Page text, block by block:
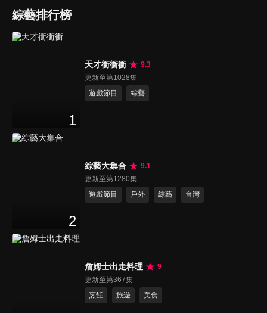
綜藝排行榜
1
天才衝衝衝
9.3
更新至第1028集
遊戲節目
綜藝
2
綜藝大集合
9.1
更新至第1280集
遊戲節目
戶外 綜藝 台灣
詹姆士出走料理
9
更新至第367集
烹飪
旅遊 美食